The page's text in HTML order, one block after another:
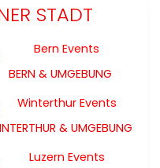
STADT
BERN & UMGEBUNG
& UMGEBUNG